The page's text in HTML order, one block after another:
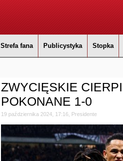
Strefa fana Publicystyka Stopka
ZWYCIĘSKIE
POKONANE 1-0
19 października 2024, 17:16, Presidente